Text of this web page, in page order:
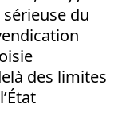
du
des limites